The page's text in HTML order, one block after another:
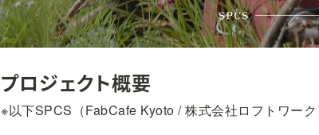
プロジェクト概要
※以下SPCS（FabCafe Kyoto / 株式会社ロフトワー